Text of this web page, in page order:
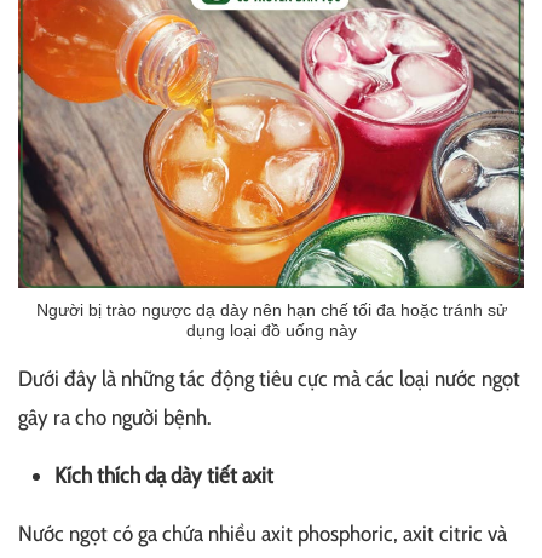
Người bị trào ngược dạ dày nên hạn chế tối đa hoặc tránh sử
dụng loại đồ uống này
Dưới đây là những tác động tiêu cực mà các loại nước ngọt
gây ra cho người bệnh.
Kích thích dạ dày tiết axit
Nước ngọt có ga chứa nhiều axit phosphoric, axit citric và